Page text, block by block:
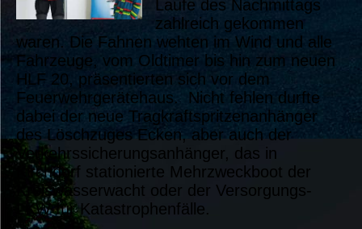
Laufe des Nachmittags
zahlreich gekommen
waren. Die Fahnen wehten im Wind und alle
Fahrzeuge, vom Oldtimer bis hin zum neuen
HLF 20, präsentierten sich vor dem
Feuerwehrgerätehaus. Nicht fehlen durfte
dabei der neue Tragkraftspritzenanhänger
des Löschzuges Ecken, aber auch der
Verkehrssicherungsanhänger, das in
Kirchdorf stationierte Mehrzweckboot der
Kreiswasserwacht oder der Versorgungs-
LKW für Katastrophenfälle.